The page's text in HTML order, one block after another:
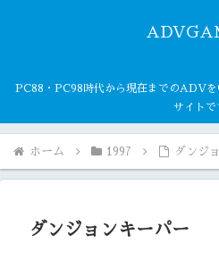
PC88・PC98時代から現在までのADV
サイトで
ホーム 1997 ダンジ
ダンジョンキーパー